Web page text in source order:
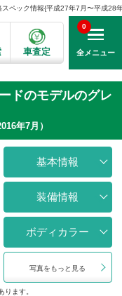
ペック情報{平成27年7月〜平成28
車査定 全メニュー
0
ドのモデルのグレ
年7月）
基本情報
装備情報
ボディカラー
写真をもっと見る
ります。